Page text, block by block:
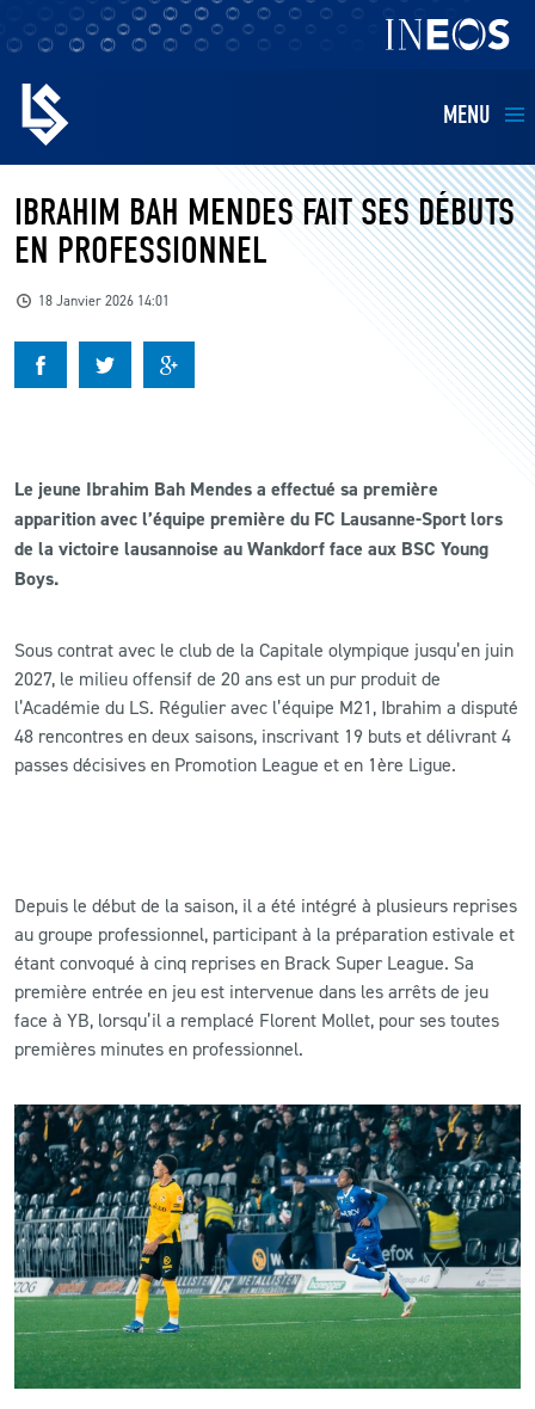
MENU
EQUIPES
BILLETTERIE
KIDS
RESTAURATION
CLUB
CONTACT
ACTUALITÉS
LS E-SHOP
MATCH DES CELEBRITES
PRESSE ET MEDIAS
IBRAHIM BAH MENDES FAIT SES DÉBUTS
EN PROFESSIONNEL
18 Janvier 2026 14:01
Le jeune Ibrahim Bah Mendes a effectué sa première
apparition avec l’équipe première du FC Lausanne-Sport lors
de la victoire lausannoise au Wankdorf face aux BSC Young
Boys.
Sous contrat avec le club de la Capitale olympique jusqu’en juin
2027, le milieu offensif de 20 ans est un pur produit de
l’Académie du LS. Régulier avec l’équipe M21, Ibrahim a disputé
48 rencontres en deux saisons, inscrivant 19 buts et délivrant 4
passes décisives en Promotion League et en 1ère Ligue.
Depuis le début de la saison, il a été intégré à plusieurs reprises
au groupe professionnel, participant à la préparation estivale et
étant convoqué à cinq reprises en Brack Super League. Sa
première entrée en jeu est intervenue dans les arrêts de jeu
face à YB, lorsqu’il a remplacé Florent Mollet, pour ses toutes
premières minutes en professionnel.